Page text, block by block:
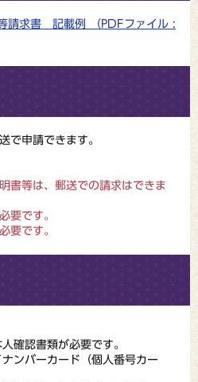
請求書 記載例 （PDFファイル :
で申請できます。
書等は、郵送での請求はできま
要です。
要です。
確認書類が必要です。
ンバーカード（個人番号カー